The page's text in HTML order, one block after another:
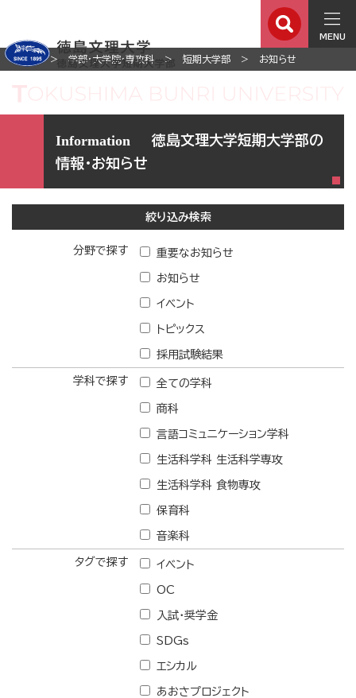
MENU
ホーム 学部・大学院・専攻科 短期大学部 お知らせ
徳島文理大学短期大学部の
情報・お知らせ
絞り込み検索
分野で探す 重要なお知らせ
お知らせ
イベント
トピックス
採用試験結果
学科で探す 全ての学科
商科
言語コミュニケーション学科
生活科学科 生活科学専攻
生活科学科 食物専攻
保育科
音楽科
タグで探す イベント
OC
入試・奨学金
SDGs
エシカル
あおさプロジェクト